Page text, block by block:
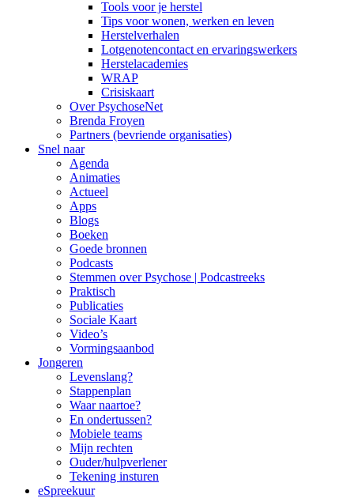
Tools voor je herstel
Tips voor wonen, werken en leven
Herstelverhalen
Lotgenotencontact en ervaringswerkers
Herstelacademies
WRAP
Crisiskaart
Over PsychoseNet
Brenda Froyen
Partners (bevriende organisaties)
Snel naar
Agenda
Animaties
Actueel
Apps
Blogs
Boeken
Goede bronnen
Podcasts
Stemmen over Psychose | Podcastreeks
Praktisch
Publicaties
Sociale Kaart
Video’s
Vormingsaanbod
Jongeren
Levenslang?
Stappenplan
Waar naartoe?
En ondertussen?
Mobiele teams
Mijn rechten
Ouder/hulpverlener
Tekening insturen
eSpreekuur